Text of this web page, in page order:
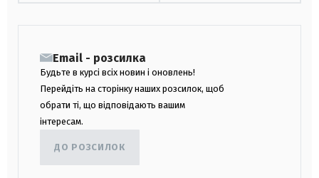
Email - розсилка
Будьте в курсі всіх новин і оновлень!
Перейдіть на сторінку наших розсилок, щоб
обрати ті, що відповідають вашим
інтересам.
ДО РОЗСИЛОК